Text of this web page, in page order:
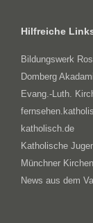
Hilfreiche
Bildungswerk
Domberg
Evang.-Luth.
katholisch.de
Katholische
Münchner
News aus dem